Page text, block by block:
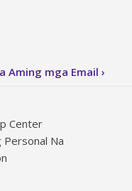
Aming mga Email
Center
Personal Na